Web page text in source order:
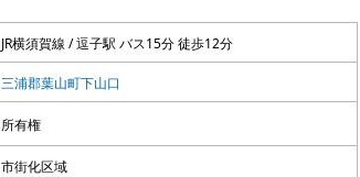
JR横須賀線 / 逗子駅 バス15分 徒歩12分
三浦郡葉山町下山口
所有権
市街化区域